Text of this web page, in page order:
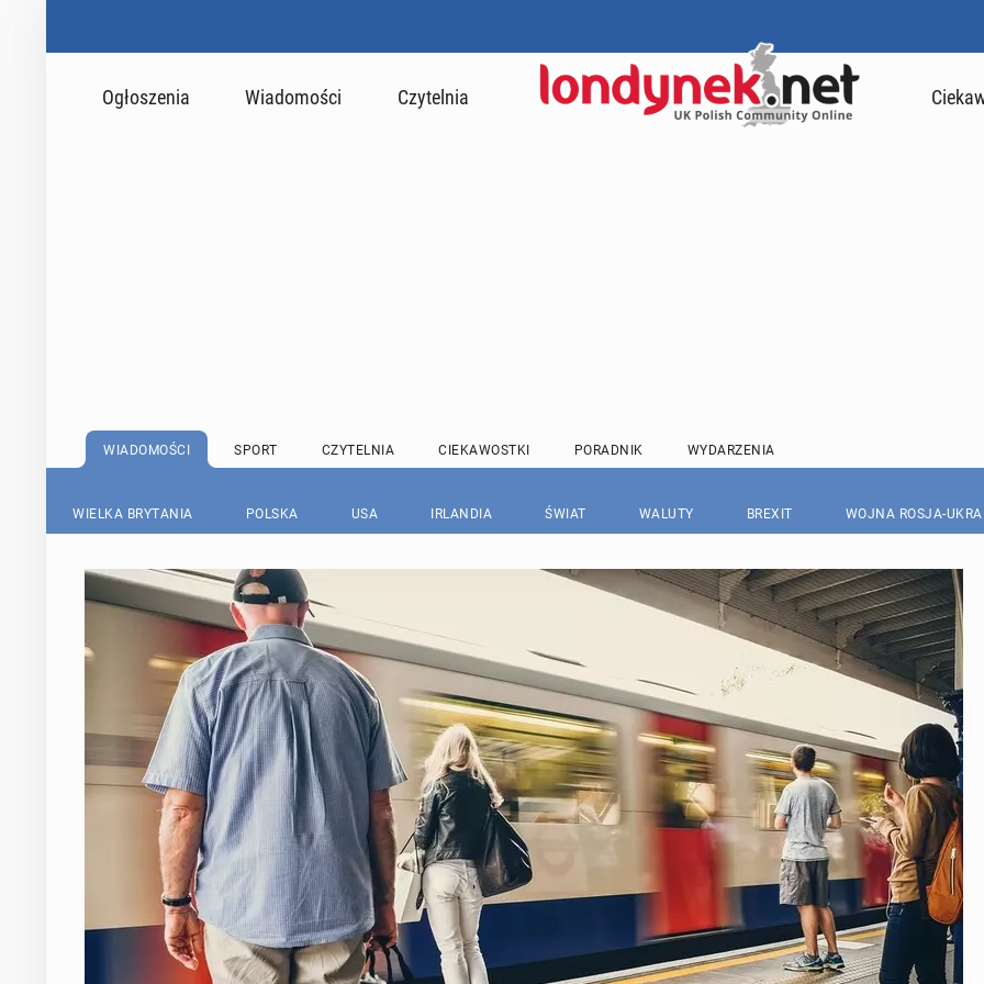
Ogłoszenia Wiadomości Czytelnia
WIADOMOŚCI SPORT CZYTELNIA CIEKAWOSTKI PORADNIK WYDARZENIA
WIELKA BRYTANIA POLSKA USA IRLANDIA ŚWIAT WALUTY BREXIT WOJNA ROSJA-